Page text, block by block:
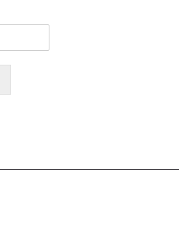
СОЗДАВАТЬ
ПРОДУКТЫ